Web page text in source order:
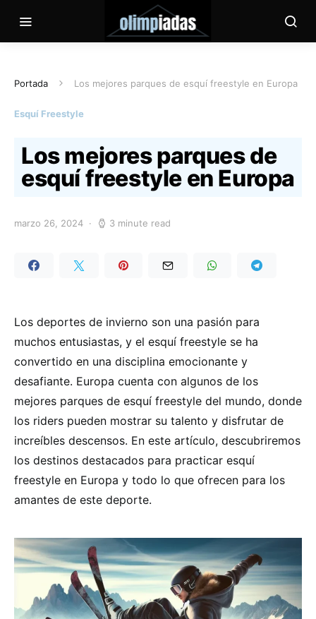
Portada Los mejores parques de esquí freestyle en Europa
Esquí Freestyle
Los mejores parques de
esquí freestyle en Europa
marzo 26, 2024 3 minute read
Los deportes de invierno son una pasión para
muchos entusiastas, y el esquí freestyle se ha
convertido en una disciplina emocionante y
desafiante. Europa cuenta con algunos de los
mejores parques de esquí freestyle del mundo, donde
los riders pueden mostrar su talento y disfrutar de
increíbles descensos. En este artículo, descubriremos
los destinos destacados para practicar esquí
freestyle en Europa y todo lo que ofrecen para los
amantes de este deporte.